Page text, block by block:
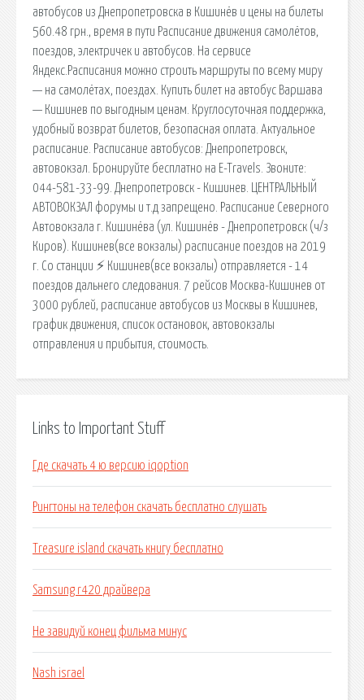
автобусов из Днепропетровска в Кишинёв и цены на билеты
560.48 грн., время в пути Расписание движения самолётов,
поездов, электричек и автобусов. На сервисе
Яндекс.Расписания можно строить маршруты по всему миру
— на самолётах, поездах. Купить билет на автобус Варшава
— Кишинев по выгодным ценам. Круглосуточная поддержка,
удобный возврат билетов, безопасная оплата. Актуальное
расписание. Расписание автобусов: Днепропетровск,
автовокзал. Бронируйте бесплатно на E-Travels. Звоните:
044-581-33-99. Днепропетровск - Кишинев. ЦЕНТРАЛЬНЫЙ
АВТОВОКЗАЛ форумы и т.д запрещено. Расписание Северного
Автовокзала г. Кишинёва (ул. Кишинёв - Днепропетровск (ч/з
Киров). Кишинев(все вокзалы) расписание поездов на 2019
г. Со станции ⚡ Кишинев(все вокзалы) отправляется - 14
поездов дальнего следования. 7 рейсов Москва-Кишинев от
3000 рублей, расписание автобусов из Москвы в Кишинев,
график движения, список остановок, автовокзалы
отправления и прибытия, стоимость.
Links to Important Stuff
Где скачать 4 ю версию iqoption
Рингтоны на телефон скачать бесплатно слушать
Treasure island скачать книгу бесплатно
Samsung r420 драйвера
Не завидуй конец фильма минус
Nash israel